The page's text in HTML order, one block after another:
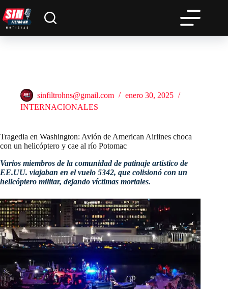
al
contenido
sinfiltrohns@gmail.com
enero 30, 2025
INTERNACIONALES
Tragedia en Washington: Avión de American Airlines choca
con un helicóptero y cae al río Potomac
Varios miembros de la comunidad de patinaje artístico de
EE.UU. viajaban en el vuelo 5342, que colisionó con un
helicóptero militar, dejando víctimas mortales.